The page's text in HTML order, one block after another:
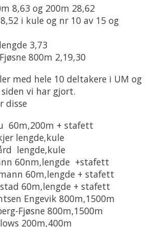
8,63 og 200m 28,62
i kule og nr 10 av 15 og
3,73
800m 2,19,30
med hele 10 deltakere i UM og
vi har gjort.
disse
60m,200m + stafett
lengde,kule
lengde,kule
60nm,lengde +stafett
60m,lengde + stafett
60m,lengde + stafett
Engevik 800m,1500m
Fjøsne 800m,1500m
200m,400m